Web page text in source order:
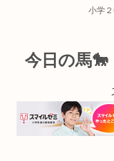
小学
今日の馬🐎